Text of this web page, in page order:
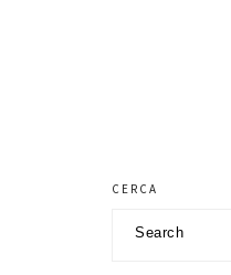
primary
sidebar
CERCA